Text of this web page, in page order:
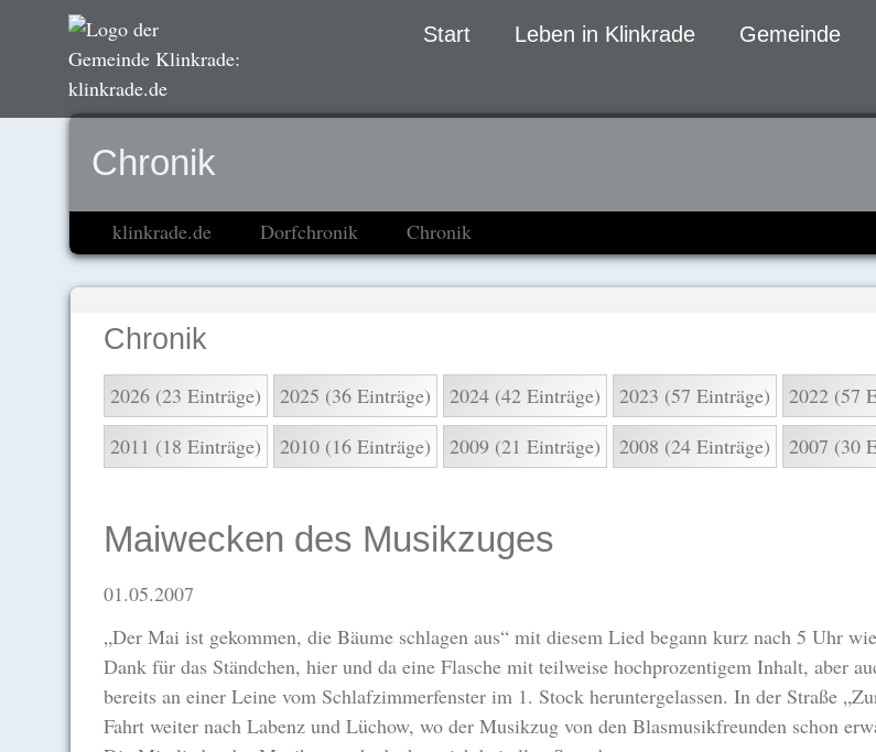
Navigation
Start Leben in Klinkrade Gemeinde
Chronik
klinkrade.de Dorfchronik Chronik
Chronik
2026 (23 Einträge) 2025 (36 Einträge) 2024 (42 Einträge) 2023 (57 Einträge) 2022 (57
2011 (18 Einträge)
2010 (16 Einträge) 2009 (21 Einträge) 2008 (24 Einträge) 2007 (30
Maiwecken des Musikzuges
01.05.2007
„Der Mai ist gekommen, die Bäume schlagen aus“ mit diesem Lied begann kurz nach 5 Uhr
Dank für das Ständchen, hier und da eine Flasche mit teilweise hochprozentigem Inhalt, aber
bereits an einer Leine vom Schlafzimmerfenster im 1. Stock heruntergelassen. In der Straße
Fahrt weiter nach Labenz und Lüchow, wo der Musikzug von den Blasmusikfreunden schon